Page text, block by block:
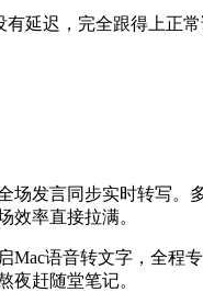
延迟，完全跟得上正常
场发言同步实时转写。
效率直接拉满。
Mac语音转文字，全程
夜赶随堂笔记。